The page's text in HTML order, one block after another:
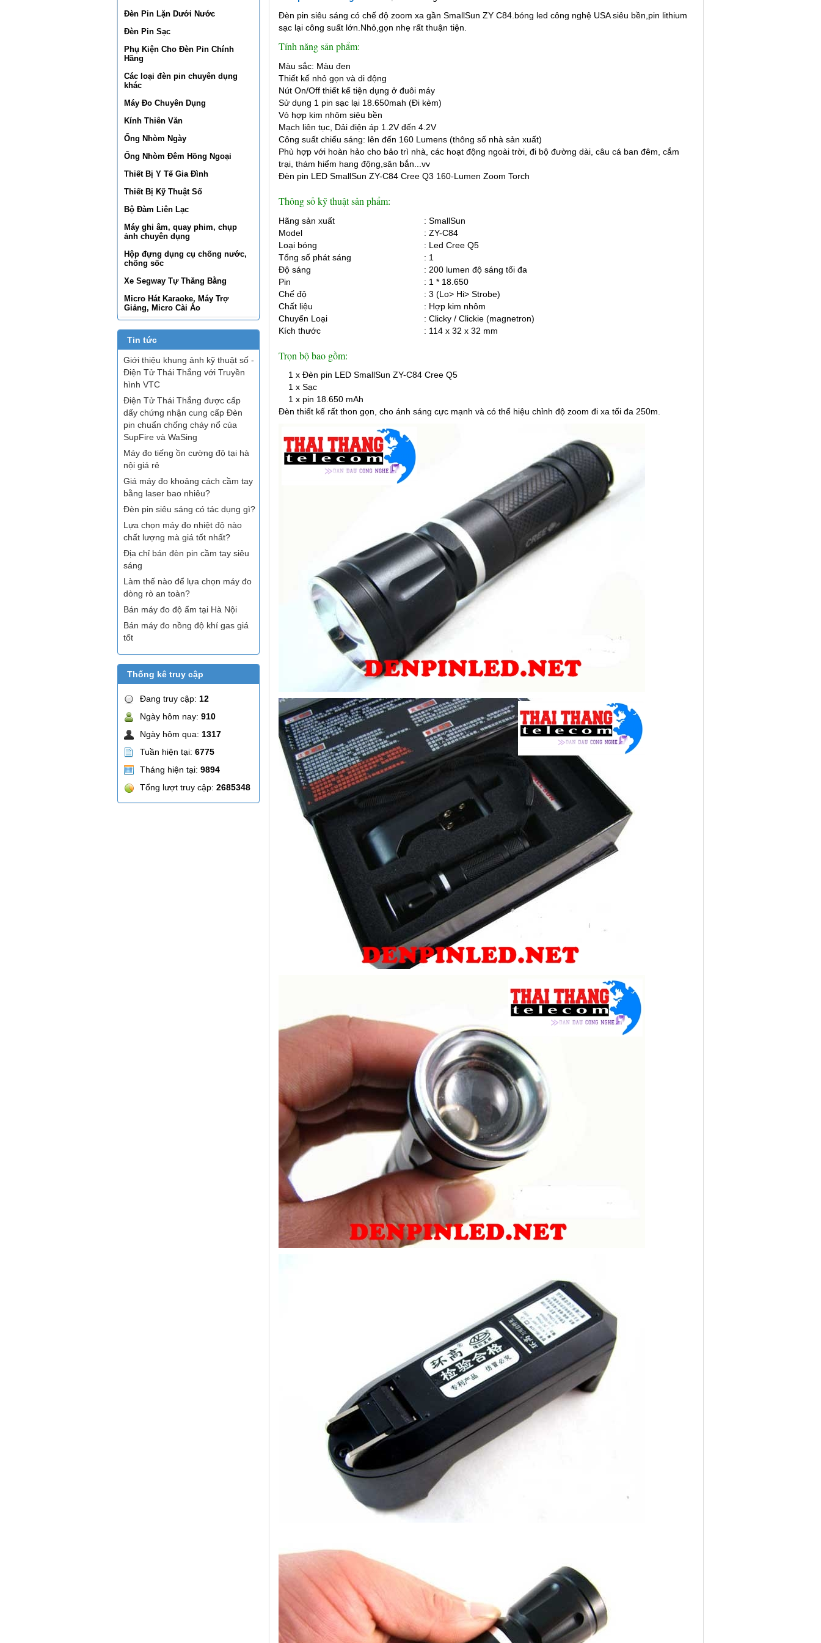
Đèn Pin Lặn Dưới Nước
Đèn Pin Sạc
Phụ Kiện Cho Đèn Pin Chính
Hãng
Các loại đèn pin chuyên dụng
khác
Máy Đo Chuyên Dụng
Kính Thiên Văn
Ống Nhòm Ngày
Ống Nhòm Đêm Hồng Ngoại
Thiết Bị Y Tế Gia Đình
Thiết Bị Kỹ Thuật Số
Bộ Đàm Liên Lạc
Máy ghi âm, quay phim, chụp
ảnh chuyên dụng
Hộp đựng dụng cụ chống nước,
chống sốc
Xe Segway Tự Thăng Bằng
Micro Hát Karaoke, Máy Trợ
Giảng, Micro Cài Áo
Tin tức
Giới thiệu khung ảnh kỹ thuật số -
Điện Tử Thái Thắng với Truyền
hình VTC
Điện Tử Thái Thắng được cấp
dấy chứng nhận cung cấp Đèn
pin chuẩn chống cháy nổ của
SupFire và WaSing
Máy đo tiếng ồn cường độ tại hà
nội giá rẻ
Giá máy đo khoảng cách cầm tay
bằng laser bao nhiêu?
Đèn pin siêu sáng có tác dụng gì?
Lựa chọn máy đo nhiệt độ nào
chất lượng mà giá tốt nhất?
Địa chỉ bán đèn pin cầm tay siêu
sáng
Làm thế nào để lựa chọn máy đo
dòng rò an toàn?
Bán máy đo độ ẩm tại Hà Nội
Bán máy đo nồng độ khí gas giá
tốt
Thống kê truy cập
Đang truy cập: 12
Ngày hôm nay: 910
Ngày hôm qua: 1317
Tuần hiện tại: 6775
Tháng hiện tại: 9894
Tổng lượt truy cập: 2685348
Đèn pin siêu sáng có chế độ zoom xa gần SmallSun ZY C84.bóng led công nghệ USA siêu bền,pin lithium
sạc lại công suất lớn.Nhỏ,gọn nhẹ rất thuận tiện.
Tính năng sản phẩm:
Màu sắc: Màu đen
Thiết kế nhỏ gọn và di động
Nút On/Off thiết kế tiện dụng ở đuôi máy
Sử dụng 1 pin sạc lại 18.650mah (Đi kèm)
Vỏ hợp kim nhôm siêu bền
Mạch liên tục, Dải điện áp 1.2V đến 4.2V
Công suất chiếu sáng: lên đến 160 Lumens (thông số nhà sản xuất)
Phù hợp với hoàn hảo cho bảo trì nhà, các hoạt động ngoài trời, đi bộ đường dài, câu cá ban đêm, cắm
trại, thám hiểm hang động,săn bắn...vv
Đèn pin LED SmallSun ZY-C84 Cree Q3 160-Lumen Zoom Torch
Thông số kỹ thuật sản phẩm:
Hãng sản xuất
: SmallSun
Model
: ZY-C84
Loại bóng
: Led Cree Q5
Tổng số phát sáng
: 1
Độ sáng
: 200 lumen độ sáng tối đa
Pin
: 1 * 18.650
Chế độ
: 3 (Lo> Hi> Strobe)
Chất liệu
: Hợp kim nhôm
Chuyển Loại
: Clicky / Clickie (magnetron)
Kích thước
: 114 x 32 x 32 mm
Trọn bộ bao gồm:
1 x Đèn pin LED SmallSun ZY-C84 Cree Q5
1 x Sạc
1 x pin 18.650 mAh
Đèn thiết kế rất thon gọn, cho ánh sáng cực mạnh và có thể hiệu chỉnh độ zoom đi xa tối đa 250m.